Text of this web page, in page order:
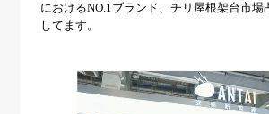
におけるNO.1ブランド、チリ屋根架台市場
してます。